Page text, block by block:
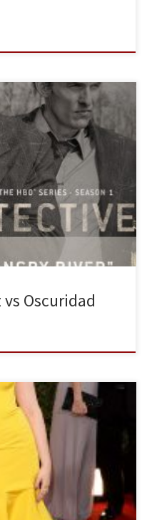
continúan teorizando
y las posibles
como en su día lo
que incluso
contenta, […]
Oscuridad
una excusa para ver
Grandes ausencias
pero aún hay tiempo
seguir soñando. Lo bueno